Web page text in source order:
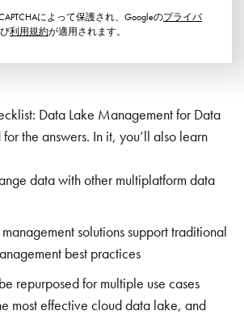
によって保護され、Googleのプライバ
利用規約が適用されます。
Data Lake Management for Data
the answers. In it, you’ll also learn
data with other multiplatform data
solutions support traditional
best practices
repurposed for multiple use cases
most effective cloud data lake, and